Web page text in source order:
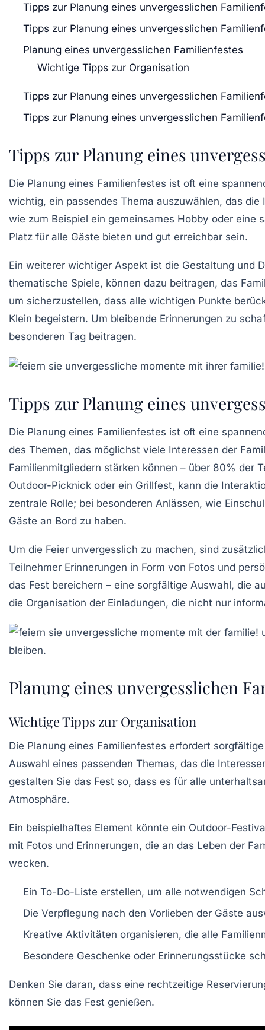
Tipps zur Planung eines unvergesslichen
Tipps zur Planung eines unvergesslichen
Planung eines unvergesslichen Familienfestes
Wichtige Tipps zur Organisation
Tipps zur Planung eines unvergesslichen
Tipps zur Planung eines unvergesslichen
Tipps zur Planung eines
Die Planung eines Familienfestes ist oft eine
wichtig, ein passendes Thema auszuwählen, das die
wie zum Beispiel ein gemeinsames Hobby oder eine
Platz für alle Gäste bieten und gut erreichbar sein.
Ein weiterer wichtiger Aspekt ist die Gestaltung und
thematische Spiele, können dazu beitragen, das
um sicherzustellen, dass alle wichtigen Punkte
Klein begeistern. Um bleibende Erinnerungen zu
besonderen Tag beitragen.
Tipps zur Planung eines
Die Planung eines Familienfestes ist oft eine
des Themen, das möglichst viele Interessen der
Familienmitgliedern stärken können – über 80% der
Outdoor-Picknick oder ein Grillfest, kann die
zentrale Rolle; bei besonderen Anlässen, wie
Gäste an Bord zu haben.
Um die Feier unvergesslich zu machen, sind
Teilnehmer Erinnerungen in Form von Fotos und
das Fest bereichern – eine sorgfältige Auswahl, die
die Organisation der Einladungen, die nicht nur
Planung eines unvergesslichen
Wichtige Tipps zur Organisation
Die Planung eines Familienfestes erfordert
Auswahl eines passenden Themas, das die
gestalten Sie das Fest so, dass es für alle
Atmosphäre.
Ein beispielhaftes Element könnte ein Outdoor-
mit Fotos und Erinnerungen, die an das Leben der
wecken.
Ein To-Do-Liste erstellen, um alle notwendigen
Die Verpflegung nach den Vorlieben der Gäste
Kreative Aktivitäten organisieren, die alle
Besondere Geschenke oder Erinnerungsstücke
Denken Sie daran, dass eine rechtzeitige
können Sie das Fest genießen.